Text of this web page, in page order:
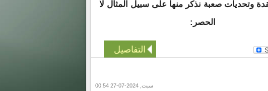
وتحديات صعبة نذكر منها على سبيل المثال لا
الحصر:
التفاصيل
سبت, 2024-07-27 00:54